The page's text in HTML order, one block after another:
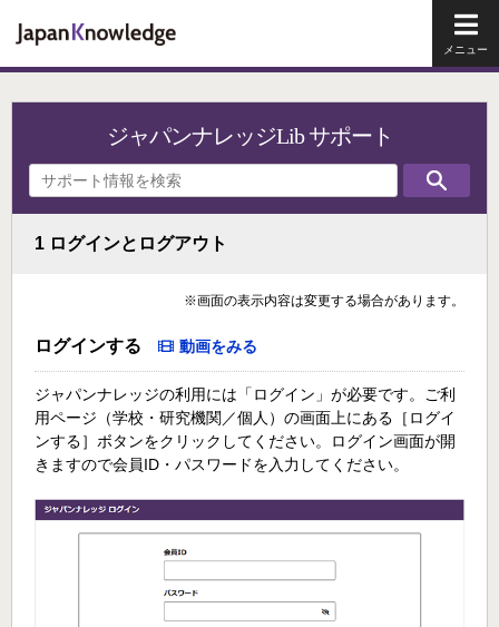
ジャパンナレッジLib サポート
1 ログインとログアウト
※画面の表示内容は変更する場合があります。
ログインする 動画をみる
ジャパンナレッジの利用には「ログイン」が必要です。ご利
用ページ（学校・研究機関／個人）の画面上にある［ログイ
ンする］ボタンをクリックしてください。ログイン画面が開
きますので会員ID・パスワードを入力してください。